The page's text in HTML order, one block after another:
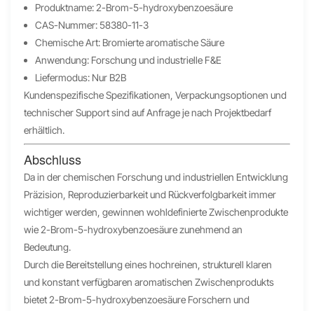
Produktname: 2-Brom-5-hydroxybenzoesäure
CAS-Nummer: 58380-11-3
Chemische Art: Bromierte aromatische Säure
Anwendung: Forschung und industrielle F&E
Liefermodus: Nur B2B
Kundenspezifische Spezifikationen, Verpackungsoptionen und
technischer Support sind auf Anfrage je nach Projektbedarf
erhältlich.
Abschluss
Da in der chemischen Forschung und industriellen Entwicklung
Präzision, Reproduzierbarkeit und Rückverfolgbarkeit immer
wichtiger werden, gewinnen wohldefinierte Zwischenprodukte
wie 2-Brom-5-hydroxybenzoesäure zunehmend an
Bedeutung.
Durch die Bereitstellung eines hochreinen, strukturell klaren
und konstant verfügbaren aromatischen Zwischenprodukts
bietet 2-Brom-5-hydroxybenzoesäure Forschern und